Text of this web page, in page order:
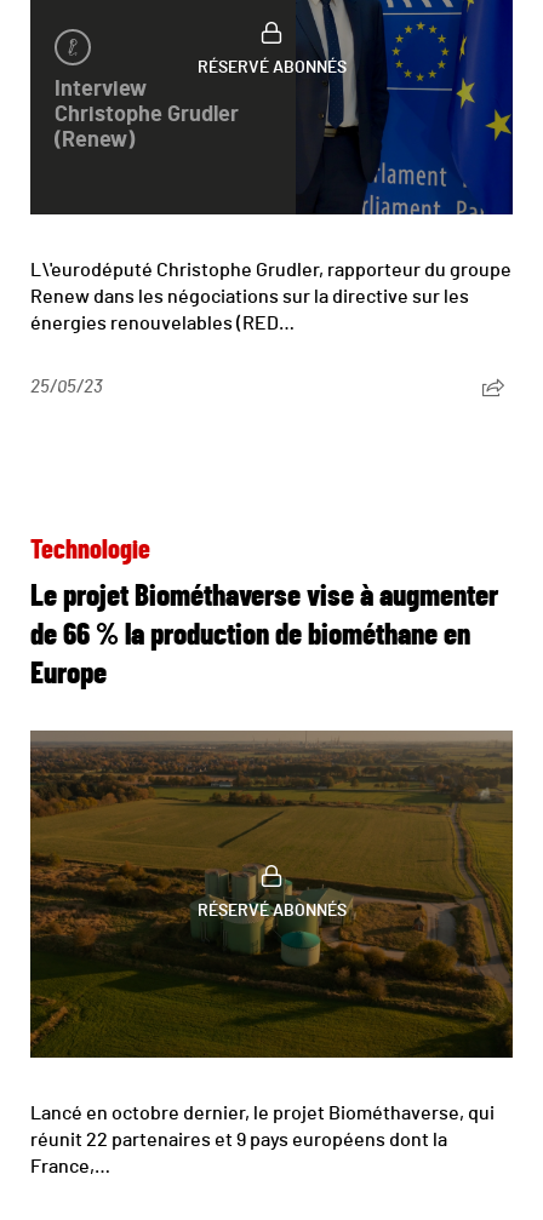
Interview
Christophe Grudler
(Renew)
RÉSERVÉ ABONNÉS
L\'eurodéputé Christophe Grudler, rapporteur du groupe
Renew dans les négociations sur la directive sur les
énergies renouvelables (RED…
25/05/23
Technologie
Le projet Biométhaverse vise à augmenter
de 66 % la production de biométhane en
Europe
RÉSERVÉ ABONNÉS
Lancé en octobre dernier, le projet Biométhaverse, qui
réunit 22 partenaires et 9 pays européens dont la
France,…